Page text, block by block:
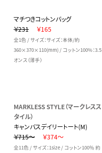
マチつきコットンバッグ
￥231
￥165
全1色 / サイズ：サイズ：本体/約
360×370×110(mm) / コットン100%：3.5
オンス（薄手）
MARKLESS STYLE（マークレスス
タイル）
キャンバスデイリートート(M)
￥715～
￥374～
全11色 / サイズ：1size / コットン100％ 約